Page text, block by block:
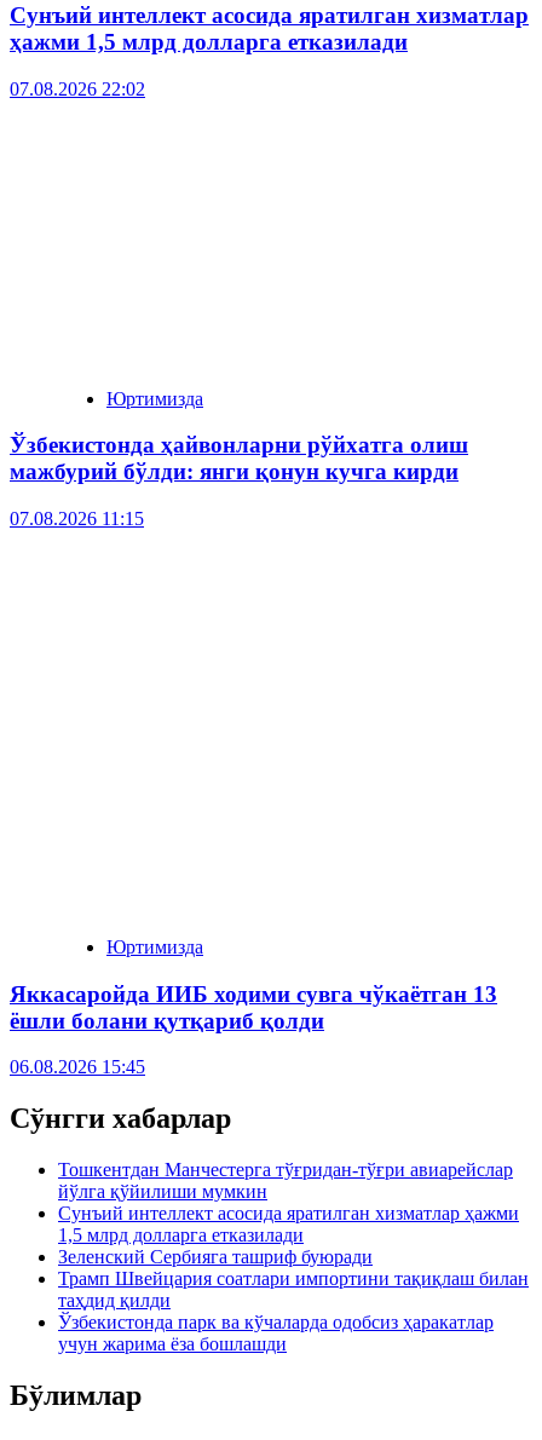
Сунъий интеллект асосида яратилган хизматлар
ҳажми 1,5 млрд долларга етказилади
07.08.2026 22:02
Юртимизда
Ўзбекистонда ҳайвонларни рўйхатга олиш
мажбурий бўлди: янги қонун кучга кирди
07.08.2026 11:15
Юртимизда
Яккасаройда ИИБ ходими сувга чўкаётган 13
ёшли болани қутқариб қолди
06.08.2026 15:45
Сўнгги хабарлар
Тошкентдан Манчестерга тўғридан-тўғри авиарейслар
йўлга қўйилиши мумкин
Сунъий интеллект асосида яратилган хизматлар ҳажми
1,5 млрд долларга етказилади
Зеленский Сербияга ташриф буюради
Трамп Швейцария соатлари импортини тақиқлаш билан
таҳдид қилди
Ўзбекистонда парк ва кўчаларда одобсиз ҳаракатлар
учун жарима ёза бошлашди
Бўлимлар